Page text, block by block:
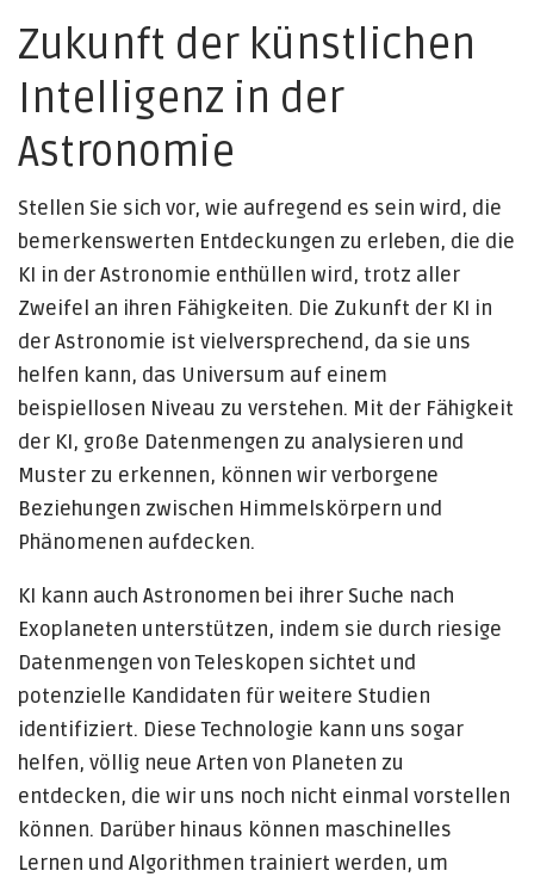
Zukunft der künstlichen
Intelligenz in der
Astronomie
Stellen Sie sich vor, wie aufregend es sein wird, die
bemerkenswerten Entdeckungen zu erleben, die die
KI in der Astronomie enthüllen wird, trotz aller
Zweifel an ihren Fähigkeiten. Die Zukunft der KI in
der Astronomie ist vielversprechend, da sie uns
helfen kann, das Universum auf einem
beispiellosen Niveau zu verstehen. Mit der Fähigkeit
der KI, große Datenmengen zu analysieren und
Muster zu erkennen, können wir verborgene
Beziehungen zwischen Himmelskörpern und
Phänomenen aufdecken.
KI kann auch Astronomen bei ihrer Suche nach
Exoplaneten unterstützen, indem sie durch riesige
Datenmengen von Teleskopen sichtet und
potenzielle Kandidaten für weitere Studien
identifiziert. Diese Technologie kann uns sogar
helfen, völlig neue Arten von Planeten zu
entdecken, die wir uns noch nicht einmal vorstellen
können. Darüber hinaus können maschinelles
Lernen und Algorithmen trainiert werden, um